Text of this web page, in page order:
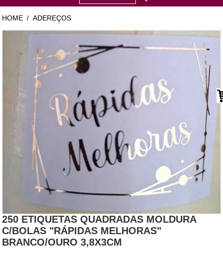
HOME / ADEREÇOS
250 ETIQUETAS QUADRADAS MOLDURA
C/BOLAS "RÁPIDAS MELHORAS"
BRANCO/OURO 3,8X3CM